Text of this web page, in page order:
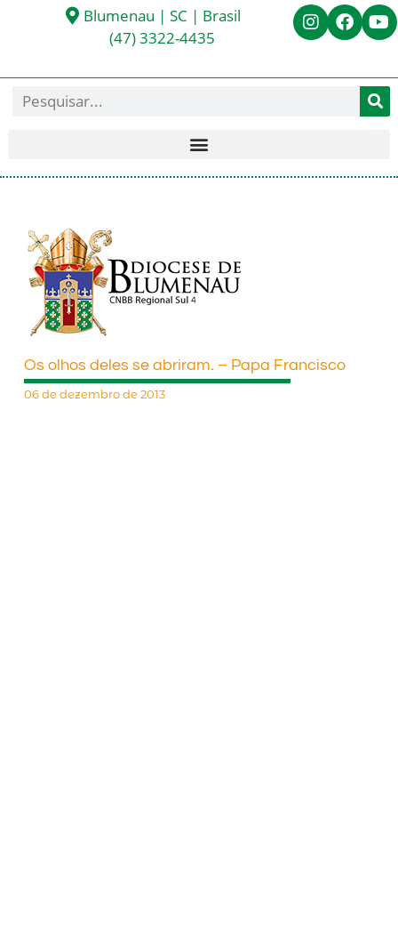
Blumenau | SC | Brasil
(47) 3322-4435
Os olhos deles se abriram. – Papa Francisco
06 de dezembro de 2013